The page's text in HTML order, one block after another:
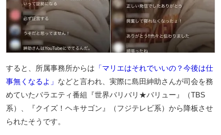
すると、所属事務所からは 「マリエはそれでいいの？今後は仕
事無くなるよ」 などと言われ、実際に島田紳助さんが司会を務
めていたバラエティ番組『世界バリバリ★バリュー』（TBS
系）、『クイズ！ヘキサゴン』（フジテレビ系）から降板させ
られたそうです。